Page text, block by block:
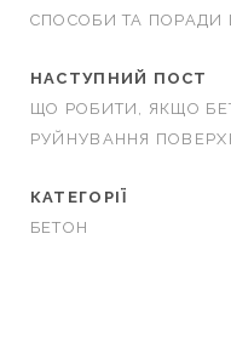
СПОСОБИ ТА ПОРАДИ
НАСТУПНИЙ ПОСТ
ЩО РОБИТИ, ЯКЩО
РУЙНУВАННЯ
КАТЕГОРІЇ
БЕТОН